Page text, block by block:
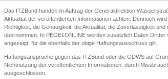
Das ITZBund handelt im Auftrag der Generaldirektion
Aktualität der veröffentlichten Informationen achten. Dennoch
Richtigkeit, die Genauigkeit, die Aktualität, die Zuverlässigkeit
übernommen. In PEGELONLINE werden zusätzlich Daten
angezeigt, für die ebenfalls der obige Haftungsausschluss gilt.
Haftungsansprüche gegen das ITZBund oder die GDWS auf
Nichtnutzung der veröffentlichten Informationen, durch
ausgeschlossen.